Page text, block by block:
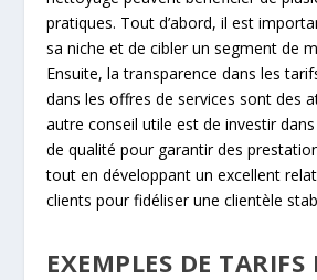
pratiques. Tout d’abord, il est
sa niche et de cibler un segment de
Ensuite, la transparence dans les
dans les offres de services sont des
autre conseil utile est de investir
de qualité pour garantir des
tout en développant un excellent
clients pour fidéliser une clientèle
EXEMPLES DE TARIFS